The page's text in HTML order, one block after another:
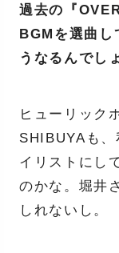
過去の『
BGMを選曲し
うなるんでし
ヒューリック
SHIBUYAも
イリストにし
のかな。堀井
しれないし。